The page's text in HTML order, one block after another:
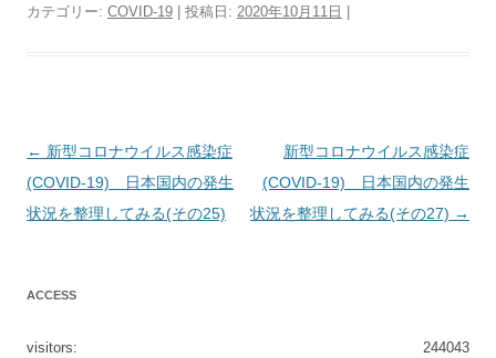
カテゴリー: COVID-19 | 投稿日: 2020年10月11日
投
稿
ナ
シ
← 新型コロナウイルス感染症
(COVID-19) 日本国内の発生
状況を整理してみる(その25)
新型コロナウイルス感染症
(COVID-19) 日本国内の発生
状況を整理してみる(その27) →
ACCESS
244043
visitors: